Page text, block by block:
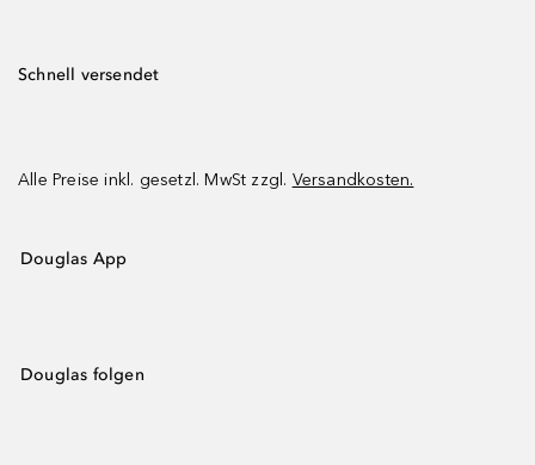
Schnell versendet
Alle Preise inkl. gesetzl. MwSt zzgl. Versandkosten.
Douglas App
Douglas folgen